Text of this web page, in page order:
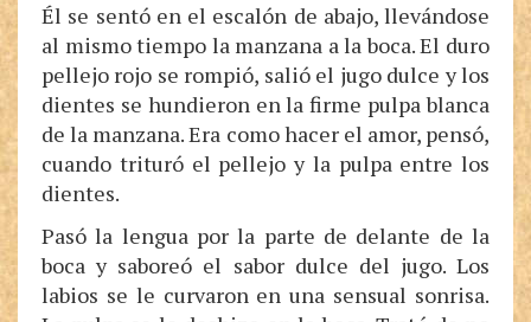
Él se sentó en el escalón de abajo, llevándose
al mismo tiempo la manzana a la boca. El duro
pellejo rojo se rompió, salió el jugo dulce y los
dientes se hundieron en la firme pulpa blanca
de la manzana. Era como hacer el amor, pensó,
cuando trituró el pellejo y la pulpa entre los
dientes.
Pasó la lengua por la parte de delante de la
boca y saboreó el sabor dulce del jugo. Los
labios se le curvaron en una sensual sonrisa.